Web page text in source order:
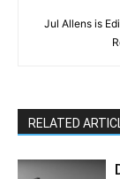
Jul Allens is
RELATED